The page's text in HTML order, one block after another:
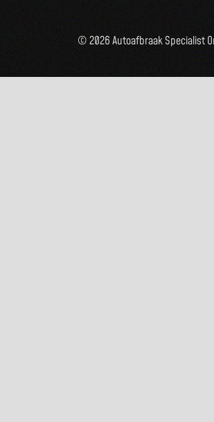
© 2026 Autoafbraak Specialist